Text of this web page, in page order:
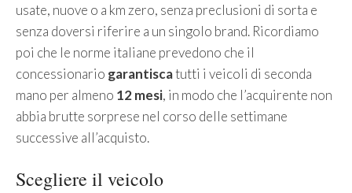
usate, nuove o a km zero, senza preclusioni di sorta e
senza doversi riferire a un singolo brand. Ricordiamo
poi che le norme italiane prevedono che il
concessionario garantiscatutti i veicoli di seconda
mano per almeno 12 mesi, in modo che l’acquirente non
abbia brutte sorprese nel corso delle settimane
successive all’acquisto.
Scegliere il veicolo